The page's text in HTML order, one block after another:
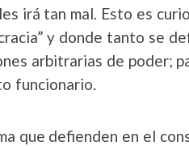
irá tan mal. Esto es
y donde tanto se
arbitrarias de poder;
funcionario.
que defienden en el